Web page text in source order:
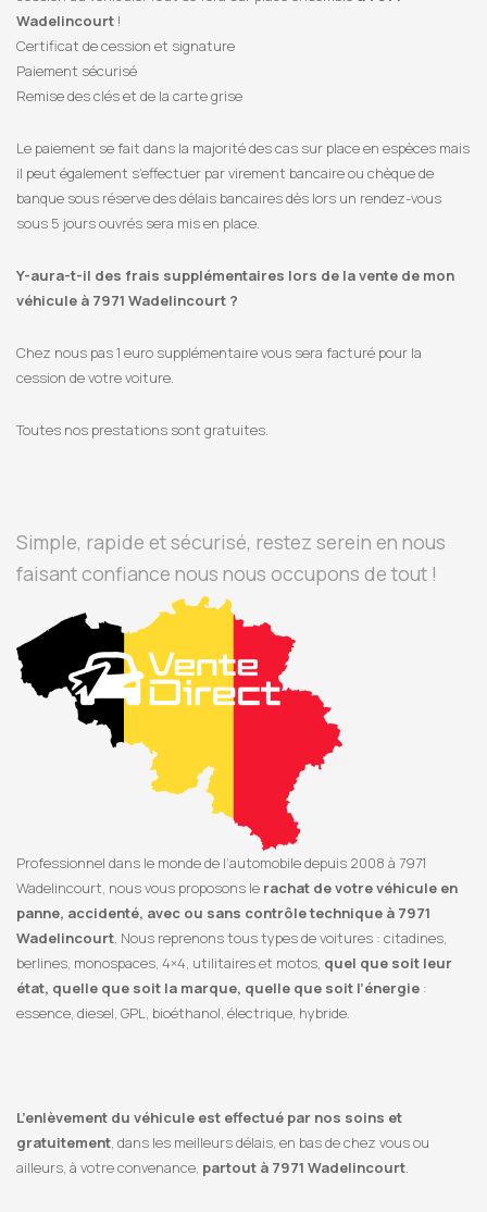
Wadelincourt !
Certificat de cession et signature
Paiement sécurisé
Remise des clés et de la carte grise
Le paiement se fait dans la majorité des cas sur place en espèces mais
il peut également s’effectuer par virement bancaire ou chèque de
banque sous réserve des délais bancaires dès lors un rendez-vous
sous 5 jours ouvrés sera mis en place.
Y-aura-t-il des frais supplémentaires lors de la vente de mon
véhicule à 7971 Wadelincourt ?
Chez nous pas 1 euro supplémentaire vous sera facturé pour la
cession de votre voiture.
Toutes nos prestations sont gratuites.
Simple, rapide et sécurisé, restez serein en nous
faisant confiance nous nous occupons de tout !
Professionnel dans le monde de l’automobile depuis 2008 à 7971
Wadelincourt, nous vous proposons le rachat de votre véhicule en
panne, accidenté, avec ou sans contrôle technique à 7971
Wadelincourt. Nous reprenons tous types de voitures : citadines,
berlines, monospaces, 4×4, utilitaires et motos, quel que soit leur
état, quelle que soit la marque, quelle que soit l’énergie :
essence, diesel, GPL, bioéthanol, électrique, hybride.
L’enlèvement du véhicule est effectué par nos soins et
gratuitement, dans les meilleurs délais, en bas de chez vous ou
ailleurs, à votre convenance, partout à 7971 Wadelincourt.